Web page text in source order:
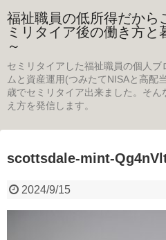
福祉職員の低所得だから
ミリタイア後の働き方と
～
セミリタイアした福祉職員の個人
ムと資産運用(つみたてNISAと高配
歳でセミリタイア出来ました。そ
え方を発信します。
scottsdale-mint-
2024/9/15